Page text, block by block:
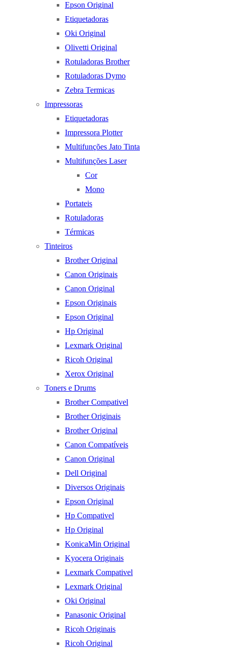
Epson Original
Etiquetadoras
Oki Original
Olivetti Original
Rotuladoras Brother
Rotuladoras Dymo
Zebra Termicas
Impressoras
Etiquetadoras
Impressora Plotter
Multifunções Jato Tinta
Multifunções Laser
Cor
Mono
Portateis
Rotuladoras
Térmicas
Tinteiros
Brother Original
Canon Originais
Canon Original
Epson Originais
Epson Original
Hp Original
Lexmark Original
Ricoh Original
Xerox Original
Toners e Drums
Brother Compativel
Brother Originais
Brother Original
Canon Compatíveis
Canon Original
Dell Original
Diversos Originais
Epson Original
Hp Compativel
Hp Original
KonicaMin Original
Kyocera Originais
Lexmark Compativel
Lexmark Original
Oki Original
Panasonic Original
Ricoh Originais
Ricoh Original